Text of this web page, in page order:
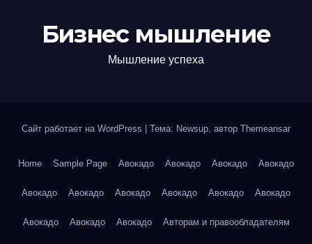
Бизнес мышление
Мышление успеха
Сайт работает на WordPress Тема: Newsup, автор Themeansar
Home Sample Page Авокадо Авокадо Авокадо Авокадо
Авокадо Авокадо Авокадо Авокадо Авокадо Авокадо
Авокадо Авокадо Авокадо Авторам и правообладателям